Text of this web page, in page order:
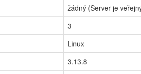
žádný (Server je
3
Linux
3.13.8